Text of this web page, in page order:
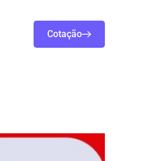
Cotação